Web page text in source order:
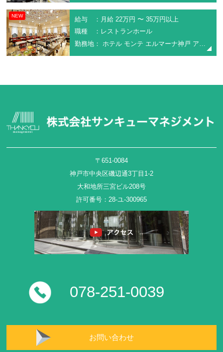
NEW
給与 ：月給 22万円 〜 35万円以上
職種 ：レストランホール
〒651-0084
神戸市中央区磯辺通3丁目1-2
大和地所三宮ビル208号
許可番号：28-ユ-300965
078-251-0039
お問い合わせ